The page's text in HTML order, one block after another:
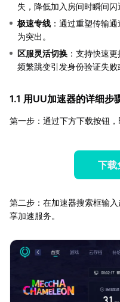
失，降低加入房间时瞬间闪
极速专线 ：通过重塑传输
为突出。
区服灵活切换 ：支持快速
频繁跳变引发身份验证失败
1.1 用UU加速器的详细步
第一步：通过下方下载按钮
下载
第二步：在加速器搜索框输
享加速服务。